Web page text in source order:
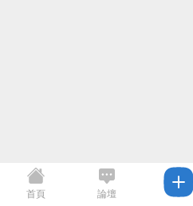
首頁 論壇